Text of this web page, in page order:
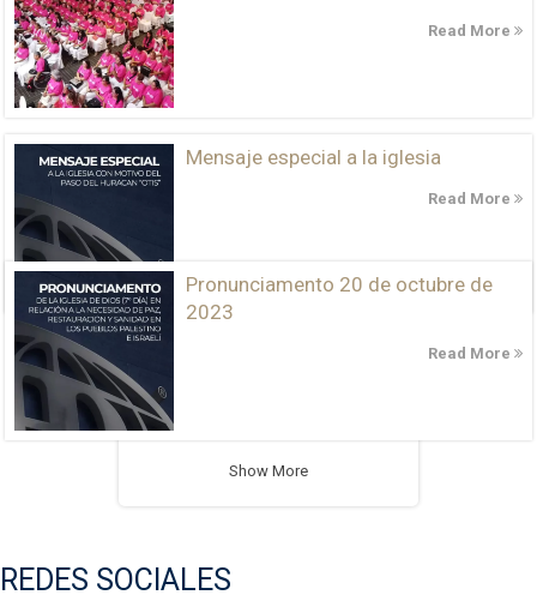
Read More
Mensaje especial a la iglesia
Read More
Pronunciamento 20 de octubre de
2023
Read More
Show More
REDES SOCIALES